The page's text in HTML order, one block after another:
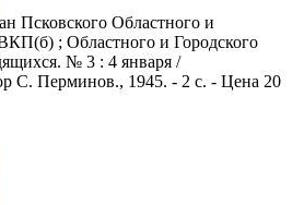
Псковского Областного и
; Областного и Городского
№ 3 : 4 января /
С. Перминов., 1945. - 2 с. - Цена 20